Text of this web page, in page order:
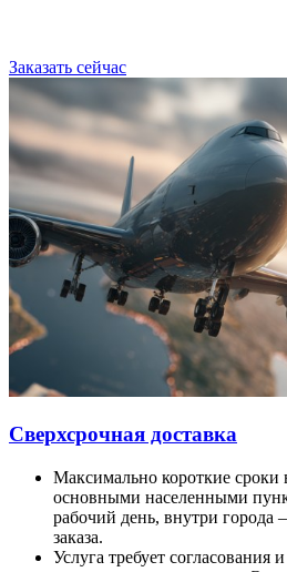
Заказать сейчас
Сверхсрочная доставка
Максимально короткие сроки
основными населенными
рабочий день, внутри города
заказа.
Услуга требует согласования